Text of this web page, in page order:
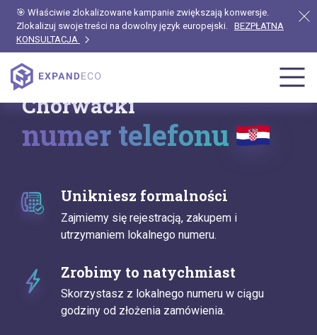
🎯 Właściwie zlokalizowane kampanie zwiększają konwersje.
Zlokalizuj swoje treści na dowolny język europejski. BEZPŁATNA
KONSULTACJA
Chorwacki
numer telefonu
Unikniesz formalności
Zajmiemy się rejestracją, zakupem i
utrzymaniem lokalnego numeru.
Zrobimy to natychmiast
Skorzystasz z lokalnego numeru w ciągu
godziny od złożenia zamówienia.